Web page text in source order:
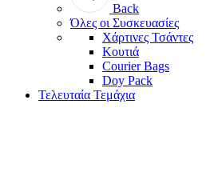
Back
Όλες οι Συσκευασίες
Χάρτινες Τσάντες
Κουτιά
Courier Bags
Doy Pack
Τελευταία Τεμάχια